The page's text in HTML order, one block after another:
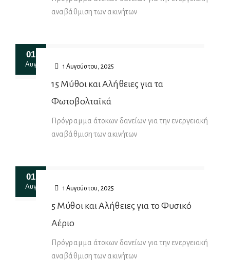
αναβάθμιση των ακινήτων
01
Αυγ 1 Αυγούστου, 2025
15 Μύθοι και Αλήθειες για τα
Φωτοβολταϊκά
Πρόγραμμα άτοκων δανείων για την ενεργειακή
αναβάθμιση των ακινήτων
01
Αυγ 1 Αυγούστου, 2025
5 Μύθοι και Αλήθειες για το Φυσικό
Αέριο
Πρόγραμμα άτοκων δανείων για την ενεργειακή
αναβάθμιση των ακινήτων